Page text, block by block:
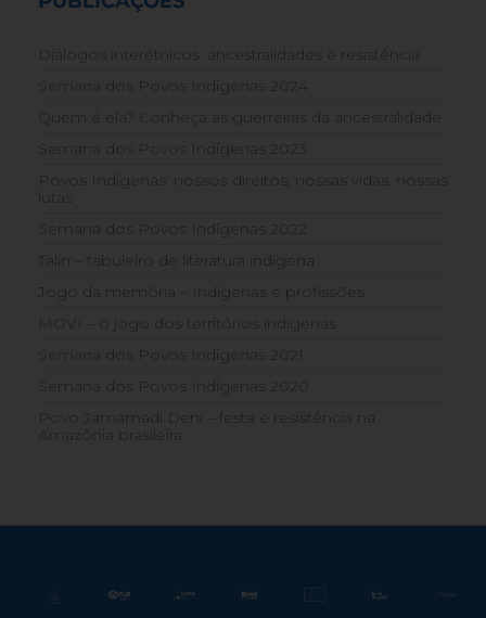
Diálogos interétnicos: ancestralidades e resistência
Semana dos Povos Indígenas 2024
Quem é ela? Conheça as guerreiras da ancestralidade
Semana dos Povos Indígenas 2023
Povos Indígenas: nossos direitos, nossas vidas, nossas
lutas
Semana dos Povos Indígenas 2022
Talin – tabuleiro de literatura indígena
Jogo da memória – Indígenas e profissões
MOVÍ – o jogo dos territórios indígenas
Semana dos Povos Indígenas 2021
Semana dos Povos Indígenas 2020
Povo Jamamadi Deni – festa e resistência na
Amazônia brasileira